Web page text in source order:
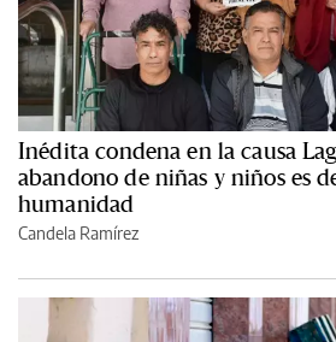
Inédita condena en la causa
abandono de niñas y niños es
humanidad
Candela Ramírez